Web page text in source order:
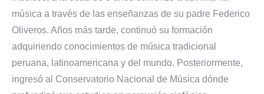
música a través de las enseñanzas de su padre Federico
Oliveros. Años más tarde, continuó su formación
adquiriendo conocimientos de música tradicional
peruana, latinoamericana y del mundo. Posteriormente,
ingresó al Conservatorio Nacional de Música dónde